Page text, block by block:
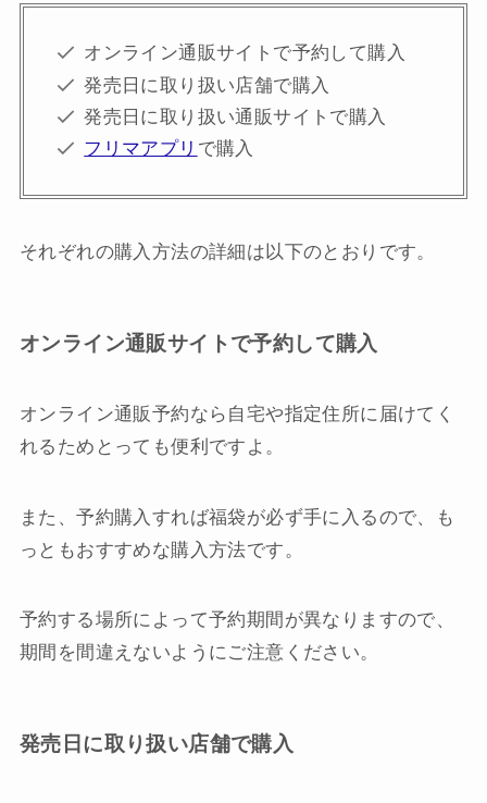
オンライン通販サイトで予約して購入
発売日に取り扱い店舗で購入
発売日に取り扱い通販サイトで購入
フリマアプリ で購入
それぞれの購入方法の詳細は以下のとおりです。
オンライン通販サイトで予約して購入
オンライン通販予約なら自宅や指定住所に届けてく
れるためとっても便利ですよ。
また、予約購入すれば福袋が必ず手に入るので、も
っともおすすめな購入方法です。
予約する場所によって予約期間が異なりますので、
期間を間違えないようにご注意ください。
発売日に取り扱い店舗で購入